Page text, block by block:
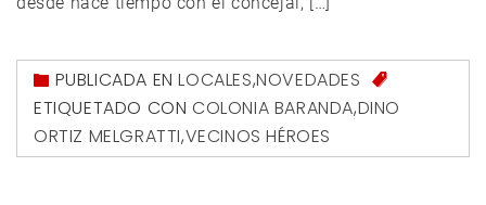
PUBLICADA ENLOCALES,NOVEDADES
ETIQUETADO CON COLONIA BARANDA,DINO
ORTIZ MELGRATTI,VECINOS HÉROES